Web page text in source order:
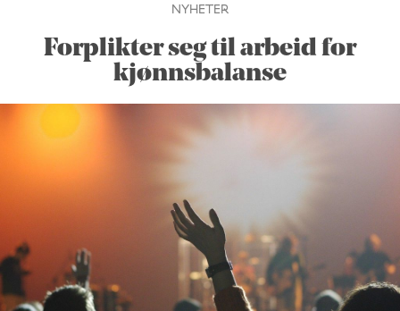
NYHETER
Forplikter seg til arbeid for
kjønnsbalanse